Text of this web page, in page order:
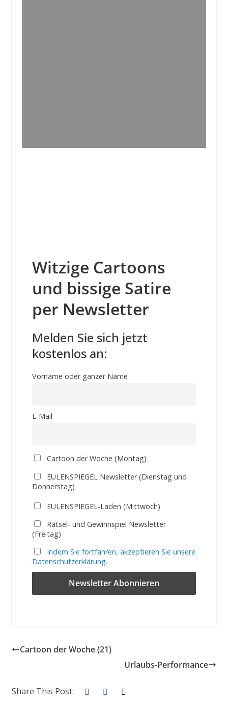
Witzige Cartoons
und bissige Satire
per Newsletter
Melden Sie sich jetzt
kostenlos an:
Vorname oder ganzer Name
E-Mail
Cartoon der Woche (Montag)
EULENSPIEGEL Newsletter (Dienstag und
Donnerstag)
EULENSPIEGEL-Laden (Mittwoch)
Rätsel- und Gewinnspiel Newsletter
(Freitag)
Indem Sie fortfahren, akzeptieren Sie unsere
Datenschutzerklärung.
Cartoon der Woche (21)
Urlaubs-Performance
Share This Post: